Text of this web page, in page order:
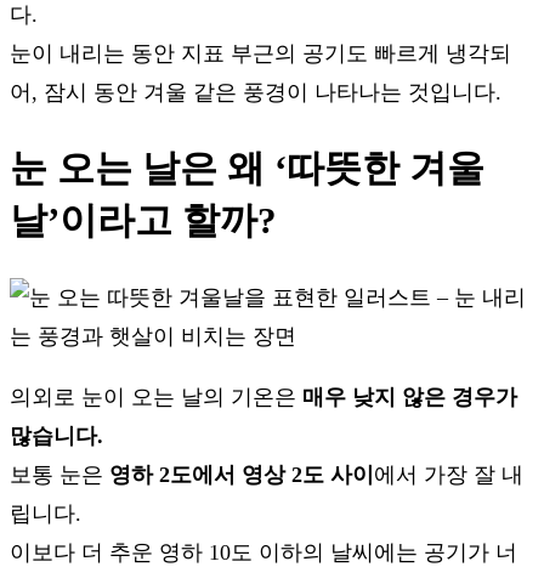
다.
눈이 내리는 동안 지표 부근의 공기도 빠르게 냉각되
어, 잠시 동안 겨울 같은 풍경이 나타나는 것입니다.
눈 오는 날은 왜 ‘따뜻한 겨울
날’이라고 할까?
의외로 눈이 오는 날의 기온은 매우 낮지 않은 경우가
많습니다.
보통 눈은 영하 2도에서 영상 2도 사이 에서 가장 잘 내
립니다.
이보다 더 추운 영하 10도 이하의 날씨에는 공기가 너